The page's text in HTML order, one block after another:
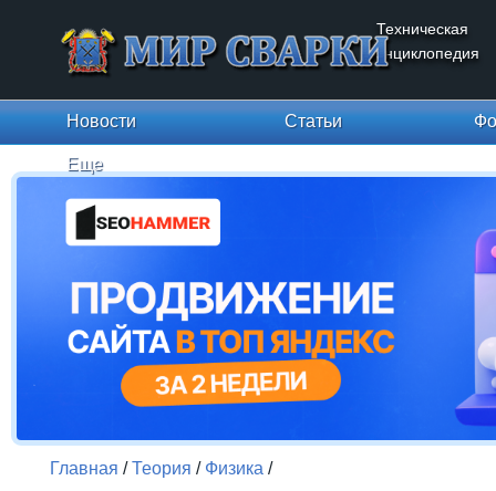
Техническая
энциклопедия
Новости Статьи
Еще
Главная /Теория / Физика /